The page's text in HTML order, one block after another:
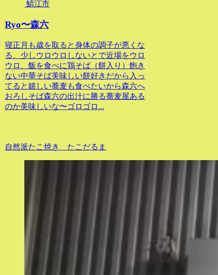
鯖江市
Ryo〜森六
寝正月も歳を取ると身体の調子が悪くな
る、少しウロウロしないとで近場をウロ
ウロ、飯を食べに鶏そば（餅入り）飽き
ない中華そば美味しい餅好きだから入っ
てると嬉しい蕎麦も食べたいから森六へ
おろしそば森六の出汁に勝る蕎麦屋ある
のか美味しいな〜ゴロゴロ...
自然派たこ焼き たこだるま